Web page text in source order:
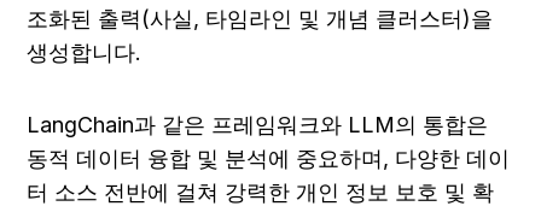
조화된 출력(사실, 타임라인 및 개념 클러스터)을
생성합니다.
LangChain과 같은 프레임워크와 LLM의 통합은
동적 데이터 융합 및 분석에 중요하며, 다양한 데이
터 소스 전반에 걸쳐 강력한 개인 정보 보호 및 확